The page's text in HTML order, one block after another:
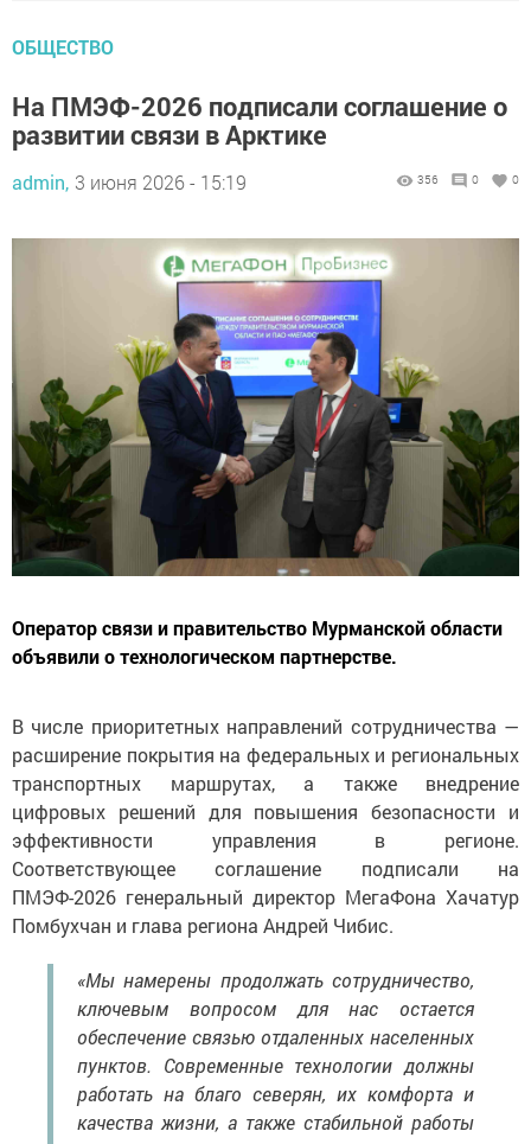
ОБЩЕСТВО
На ПМЭФ-2026 подписали соглашение о
развитии связи в Арктике
admin, 3 июня 2026 - 15:19 356 0 0
Оператор связи и правительство Мурманской области
объявили о технологическом партнерстве.
В числе приоритетных направлений сотрудничества —
расширение покрытия на федеральных и региональных
транспортных маршрутах, а также внедрение
цифровых решений для повышения безопасности и
эффективности управления в регионе.
Соответствующее соглашение подписали на
ПМЭФ-2026 генеральный директор МегаФона Хачатур
Помбухчан и глава региона Андрей Чибис.
«Мы намерены продолжать сотрудничество,
ключевым вопросом для нас остается
обеспечение связью отдаленных населенных
пунктов. Современные технологии должны
работать на благо северян, их комфорта и
качества жизни, а также стабильной работы